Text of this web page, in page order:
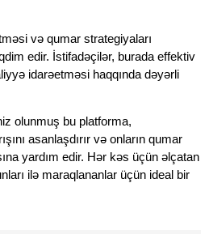
və qumar strategiyaları
edir. İstifadəçilər, burada effektiv
idarəetməsi haqqında dəyərli
olunmuş bu platforma,
asanlaşdırır və onların qumar
yardım edir. Hər kəs üçün əlçatan
ilə maraqlananlar üçün ideal bir